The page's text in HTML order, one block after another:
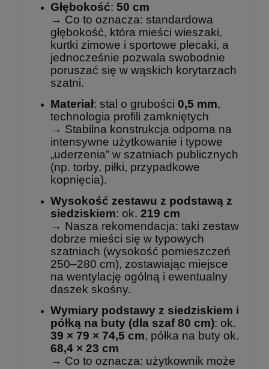
Głębokość: 50 cm
→ Co to oznacza: standardowa
głębokość, która mieści wieszaki,
kurtki zimowe i sportowe plecaki, a
jednocześnie pozwala swobodnie
poruszać się w wąskich korytarzach
szatni.
Materiał: stal o grubości 0,5 mm,
technologia profili zamkniętych
→ Stabilna konstrukcja odporna na
intensywne użytkowanie i typowe
„uderzenia” w szatniach publicznych
(np. torby, piłki, przypadkowe
kopnięcia).
Wysokość zestawu z podstawą z
siedziskiem: ok. 219 cm
→ Nasza rekomendacja: taki zestaw
dobrze mieści się w typowych
szatniach (wysokość pomieszczeń
250–280 cm), zostawiając miejsce
na wentylację ogólną i ewentualny
daszek skośny.
Wymiary podstawy z siedziskiem i
półką na buty (dla szaf 80 cm): ok.
39 × 79 × 74,5 cm, półka na buty ok.
68,4 × 23 cm
→ Co to oznacza: użytkownik może